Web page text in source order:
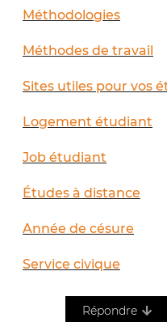
Méthodologies
Méthodes de travail
Sites utiles pour vos
Logement étudiant
Job étudiant
Études à distance
Année de césure
Service civique
Répondre